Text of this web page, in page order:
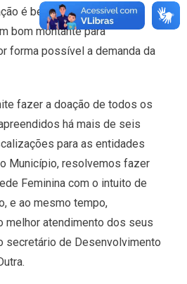
é bem-vinda para que
bom montante para
forma possível a demanda da
fazer a doação de todos os
há mais de seis
para as entidades
Município, resolvemos fazer
Feminina com o intuito de
e ao mesmo tempo,
melhor atendimento dos seus
secretário de Desenvolvimento